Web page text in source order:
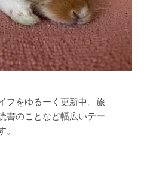
フをゆるーく更新中。旅
書のことなど幅広いテー